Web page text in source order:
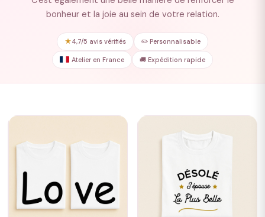
bonheur et la joie au sein de votre relation.
★4,7/5 avis vérifiés ✏️ Personnalisable
Atelier en France 🚚 Expédition rapide